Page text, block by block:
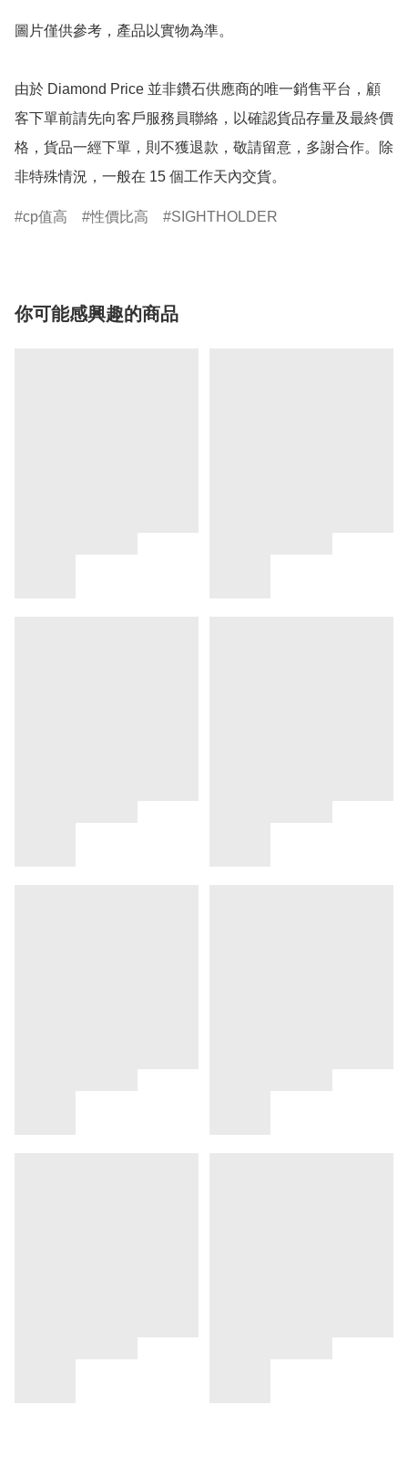
圖片僅供參考，產品以實物為準。
由於 Diamond Price 並非鑽石供應商的唯一銷售平台，顧
客下單前請先向客戶服務員聯絡，以確認貨品存量及最終價
格，貨品一經下單，則不獲退款，敬請留意，多謝合作。除
非特殊情況，一般在 15 個工作天內交貨。
cp值高 性價比高 SIGHTHOLDER
你可能感興趣的商品